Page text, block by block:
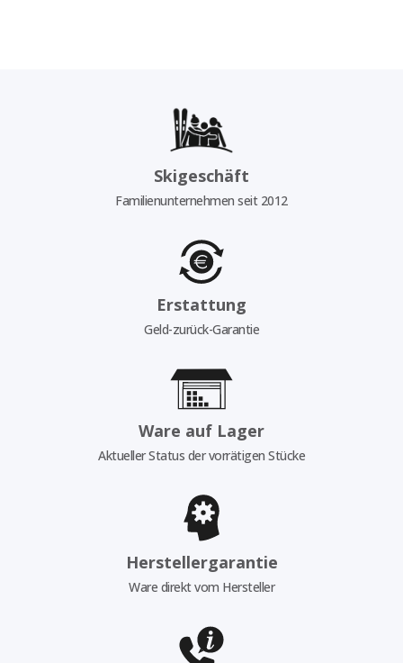
Skigeschäft
Familienunternehmen seit 2012
Erstattung
Geld-zurück-Garantie
Ware auf Lager
Aktueller Status der vorrätigen Stücke
Herstellergarantie
Ware direkt vom Hersteller